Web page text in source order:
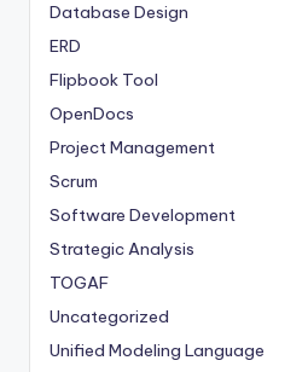
Database Design
ERD
Flipbook Tool
OpenDocs
Project Management
Scrum
Software Development
Strategic Analysis
TOGAF
Uncategorized
Unified Modeling Language